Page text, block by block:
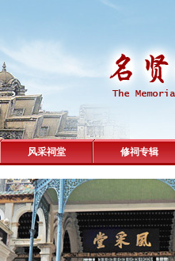
风采祠堂 修祠专辑